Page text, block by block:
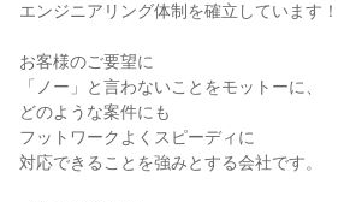
エンジニアリング体制を確立しています！
お客様のご要望に
「ノー」と言わないことをモットーに、
どのような案件にも
フットワークよくスピーディに
対応できることを強みとする会社です。